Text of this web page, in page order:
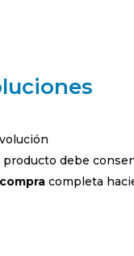
producto debe
completa